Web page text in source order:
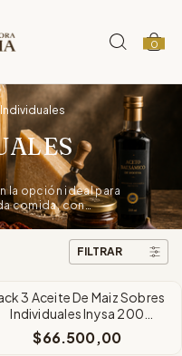
0
la opción ideal para
comida, con
FILTRAR
3 Aceite De Maiz Sobres
Individuales Inysa 200
Pouchs x8cc C/U
$66.500,00